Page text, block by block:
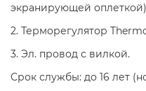
экранирующей
2. Терморегулятор
3. Эл. провод с вилкой.
Срок службы: до 16 лет